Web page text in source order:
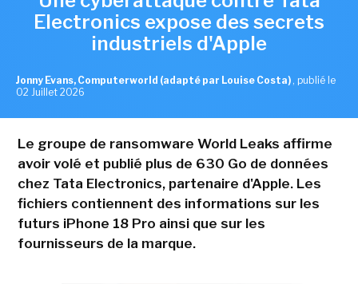
Electronics expose des secrets
industriels d'Apple
Jonny Evans, Computerworld (adapté par Louise Costa) , publié le
02 Juillet 2026
Le groupe de ransomware World Leaks affirme
avoir volé et publié plus de 630 Go de données
chez Tata Electronics, partenaire d'Apple. Les
fichiers contiennent des informations sur les
futurs iPhone 18 Pro ainsi que sur les
fournisseurs de la marque.